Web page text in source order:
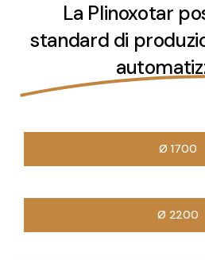
La Plinoxotar
standard di
Ø 1700
Ø 2200